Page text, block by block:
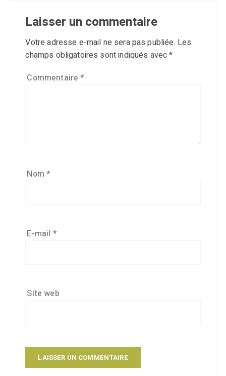
Laisser un commentaire
Votre adresse e-mail ne sera pas publiée. Les
champs obligatoires sont indiqués avec*
Commentaire*
Nom*
E-mail *
Site web